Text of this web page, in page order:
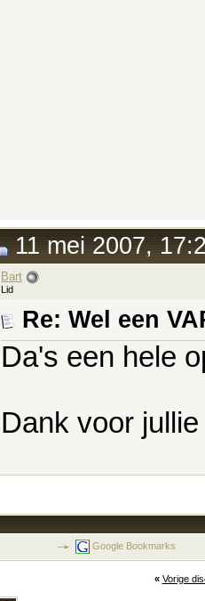
11 mei 2007,
Bart
Lid
Re: Wel een
Da's een hele
Dank voor
Google Bookmarks
« Vorige